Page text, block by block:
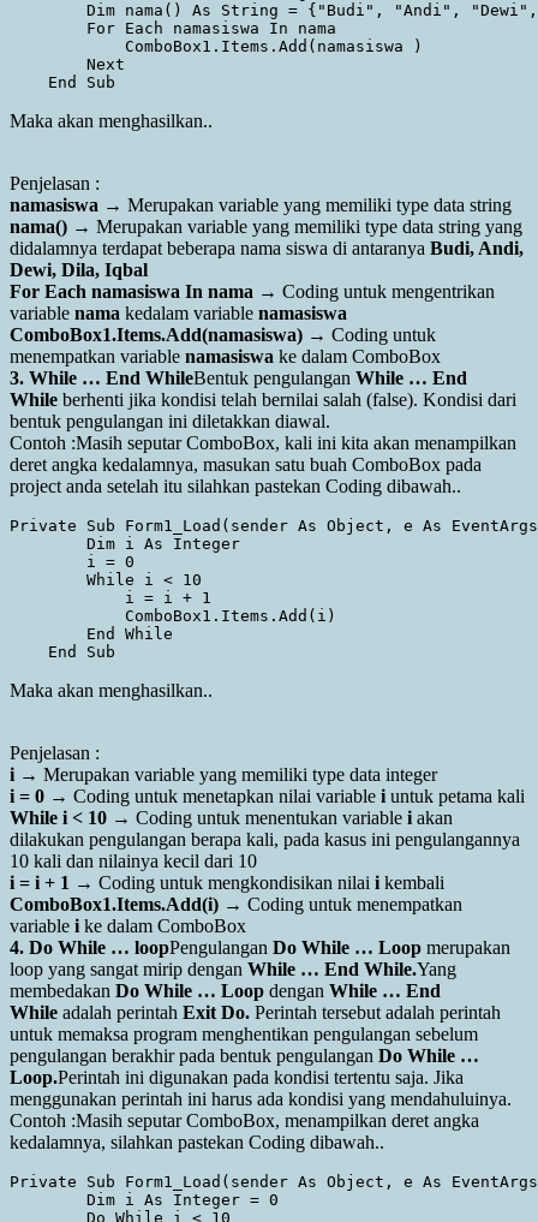
Dim nama() As String = {"Budi", "Andi",
        For Each namasiswa In nama
            ComboBox1.Items.Add(namasiswa )
        Next
Maka akan menghasilkan..
Penjelasan :
namasiswa → Merupakan variable yang memiliki type data string
nama() → Merupakan variable yang memiliki type data string yang
didalamnya terdapat beberapa nama siswa di antaranya Budi, Andi,
Dewi, Dila, Iqbal
For Each namasiswa In nama → Coding untuk mengentrikan
variable nama kedalam variable namasiswa
ComboBox1.Items.Add(namasiswa) → Coding untuk
menempatkan variable namasiswa ke dalam ComboBox
3. While … End WhileBentuk pengulangan While … End
While berhenti jika kondisi telah bernilai salah (false). Kondisi dari
bentuk pengulangan ini diletakkan diawal.
Contoh :Masih seputar ComboBox, kali ini kita akan menampilkan
deret angka kedalamnya, masukan satu buah ComboBox pada
project anda setelah itu silahkan pastekan Coding dibawah..
Private Sub Form1_Load(sender As Object, e As
        Dim i As Integer
        i = 0
        While i < 10
            i = i + 1
            ComboBox1.Items.Add(i)
        End While
Maka akan menghasilkan..
Penjelasan :
i → Merupakan variable yang memiliki type data integer
i = 0 → Coding untuk menetapkan nilai variable i untuk petama kali
While i < 10 → Coding untuk menentukan variable i akan
dilakukan pengulangan berapa kali, pada kasus ini pengulangannya
10 kali dan nilainya kecil dari 10
i = i + 1 → Coding untuk mengkondisikan nilai i kembali
ComboBox1.Items.Add(i) → Coding untuk menempatkan
variable i ke dalam ComboBox
4. Do While … loopPengulangan Do While … Loop merupakan
loop yang sangat mirip dengan While … End While.Yang
membedakan Do While … Loop dengan While … End
While adalah perintah Exit Do. Perintah tersebut adalah perintah
untuk memaksa program menghentikan pengulangan sebelum
pengulangan berakhir pada bentuk pengulangan Do While …
Loop.Perintah ini digunakan pada kondisi tertentu saja. Jika
menggunakan perintah ini harus ada kondisi yang mendahuluinya.
Contoh :Masih seputar ComboBox, menampilkan deret angka
kedalamnya, silahkan pastekan Coding dibawah..
Private Sub Form1_Load(sender As Object, e As
        Dim i As Integer = 0
        Do While i < 10